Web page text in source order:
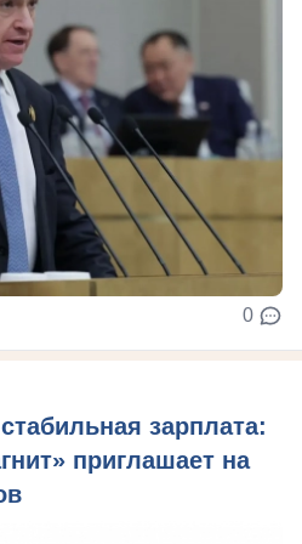
0
зарплата:
приглашает на